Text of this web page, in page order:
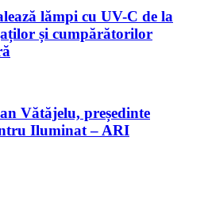
lămpi cu UV-C de la
și cumpărătorilor
Vătăjelu, președinte
Iluminat – ARI